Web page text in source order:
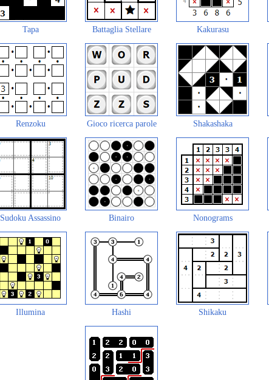
Tapa Battaglia Stellare Kakurasu
Renzoku Gioco ricerca parole Shakashaka
Sudoku Assassino Binairo Nonograms
Illumina Hashi Shikaku